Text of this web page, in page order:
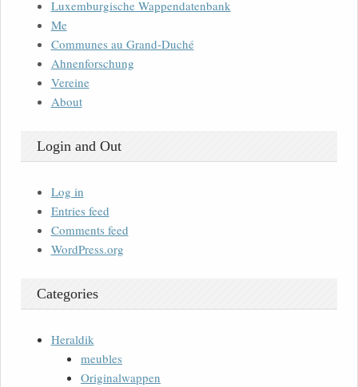
Luxemburgische Wappendatenbank
Me
Communes au Grand-Duché
Ahnenforschung
Vereine
About
Login and Out
Log in
Entries feed
Comments feed
WordPress.org
Categories
Heraldik
meubles
Originalwappen